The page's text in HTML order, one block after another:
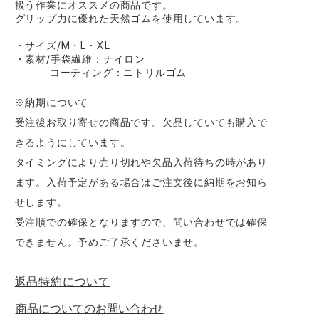
扱う作業にオススメの商品です。
グリップ力に優れた天然ゴムを使用しています。
・サイズ/M・L・XL
・素材/手袋繊維：ナイロン
コーティング：ニトリルゴム
※納期について
受注後お取り寄せの商品です。欠品していても購入で
きるようにしています。
タイミングにより売り切れや欠品入荷待ちの時があり
ます。入荷予定がある場合はご注文後に納期をお知ら
せします。
受注順での確保となりますので、問い合わせでは確保
できません。予めご了承くださいませ。
返品特約について
商品についてのお問い合わせ